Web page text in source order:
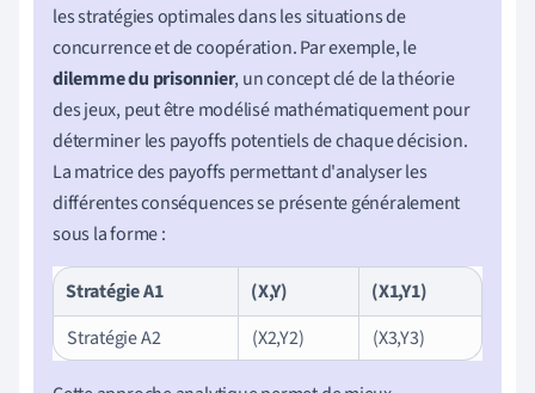
les stratégies optimales dans les situations de
concurrence et de coopération. Par exemple, le
dilemme du prisonnier, un concept clé de la théorie
des jeux, peut être modélisé mathématiquement pour
déterminer les payoffs potentiels de chaque décision.
La matrice des payoffs permettant d'analyser les
différentes conséquences se présente généralement
sous la forme :
Stratégie A1 (X,Y)
(X1,Y1)
Stratégie A2
(X2,Y2) (X3,Y3)